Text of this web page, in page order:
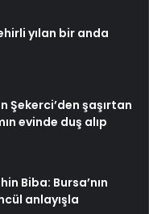
yılan bir anda
Şekerci’den şaşırtan
evinde duş alıp
Biba: Bursa’nın
anlayışla